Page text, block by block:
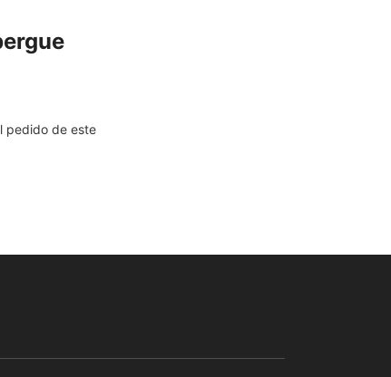
pedido de este